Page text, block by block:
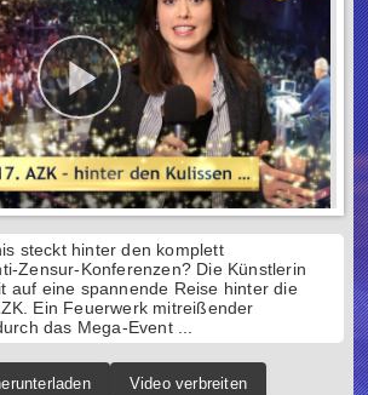
steckt hinter den komplett
Zensur-Konferenzen? Die Künstlerin
auf eine spannende Reise hinter die
Ein Feuerwerk mitreißender
das Mega-Event ...
Video verbreiten